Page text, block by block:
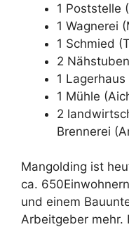
1 Poststelle
1 Wagnerei
1 Schmied
2
1
1 Mühle
2
Brennerei
Mangolding ist
ca.
und einem
Arbeitgeber mehr.